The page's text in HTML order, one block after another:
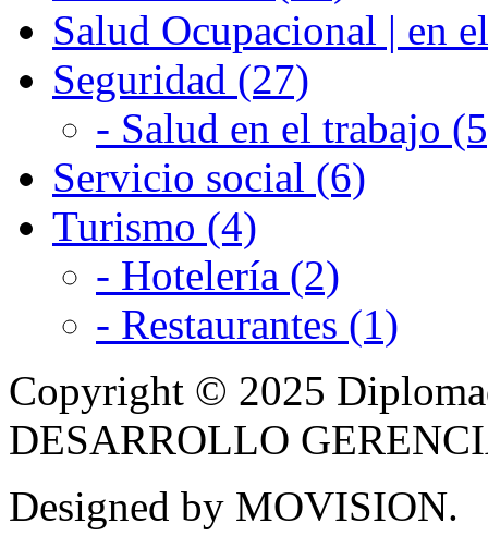
Salud Ocupacional | en
Seguridad (27)
- Salud en el trabajo
Servicio social (6)
Turismo (4)
- Hotelería (2)
- Restaurantes (1)
Copyright © 2025
DESARROLLO
Designed by MOVISION.